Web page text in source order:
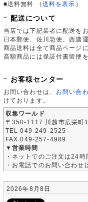
■送料無料
（ 送料を表示 ）
配送について
当店では下記業者に配送を
日本郵便、佐川急便、西濃
商品送料は全て商品ページ
高額商品には保証付書留便
お客様センター
お問い合わせは、 お問い合
けております。
収集ワールド
〒350-1117 川越市広栄町
TEL 049-249-2525
FAX 049-257-4989
▼営業時間
・ネットでのご注文は24時
・お電話でのお問い合わ
2026年8月8日